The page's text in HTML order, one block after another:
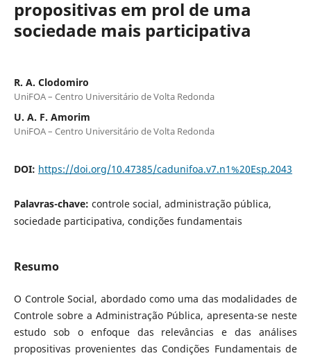
propositivas em prol de uma
sociedade mais participativa
R. A. Clodomiro
UniFOA – Centro Universitário de Volta Redonda
U. A. F. Amorim
UniFOA – Centro Universitário de Volta Redonda
DOI: https://doi.org/10.47385/cadunifoa.v7.n1%20Esp.2043
Palavras-chave: controle social, administração pública,
sociedade participativa, condições fundamentais
Resumo
O Controle Social, abordado como uma das modalidades de
Controle sobre a Administração Pública, apresenta-se neste
estudo sob o enfoque das relevâncias e das análises
propositivas provenientes das Condições Fundamentais de